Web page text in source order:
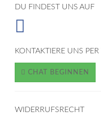
DU FINDEST UNS AUF
KONTAKTIERE UNS
CHAT BEGINNEN
WIDERRUFSRECHT